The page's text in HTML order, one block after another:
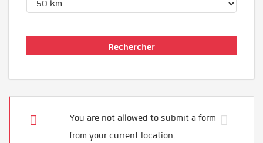
You are not allowed to submit a form
from your current location.